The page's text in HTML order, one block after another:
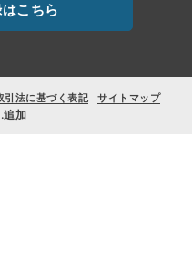
こちら
引法に基づく表記 サイトマップ
加